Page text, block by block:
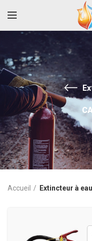
Accueil Extincteur à eau